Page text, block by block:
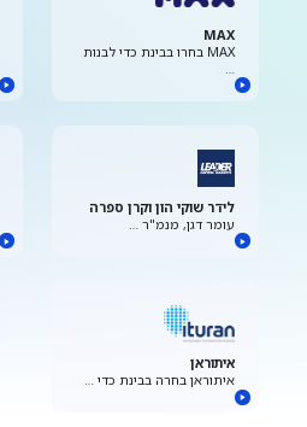
MAX
MAX בחרו בבינת כדי לבנות
לידר שוקי הון וקרן ספרה
עומר דגן, מנמ"ר …
איתוראן
איתוראן בחרה בבינת כדי …